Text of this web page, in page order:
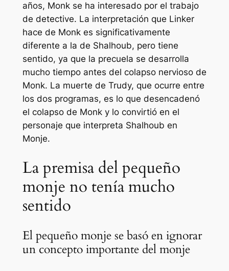
años, Monk se ha interesado por el trabajo
de detective. La interpretación que Linker
hace de Monk es significativamente
diferente a la de Shalhoub, pero tiene
sentido, ya que la precuela se desarrolla
mucho tiempo antes del colapso nervioso de
Monk. La muerte de Trudy, que ocurre entre
los dos programas, es lo que desencadenó
el colapso de Monk y lo convirtió en el
personaje que interpreta Shalhoub en
Monje.
La premisa del pequeño
monje no tenía mucho
sentido
El pequeño monje se basó en ignorar
un concepto importante del monje